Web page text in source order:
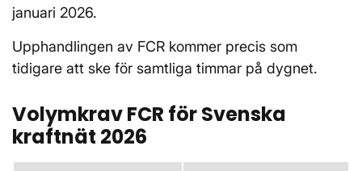
januari 2026.
Upphandlingen av FCR kommer precis som
tidigare att ske för samtliga timmar på dygnet.
Volymkrav FCR för Svenska
kraftnät 2026